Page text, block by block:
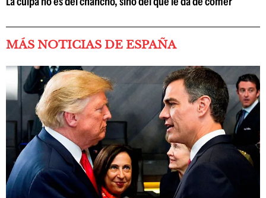
MÁS NOTICIAS DE ESPAÑA